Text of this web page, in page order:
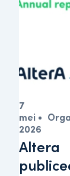
Altera
7
mei
2026